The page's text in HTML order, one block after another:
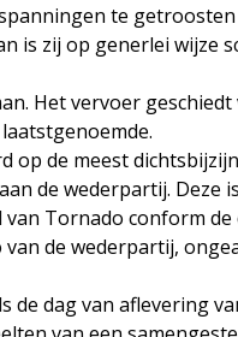
te
is zij op generlei wijze
Het vervoer
op de meest
de wederpartij. Deze
Tornado conform
de wederpartij,
dag van aflevering